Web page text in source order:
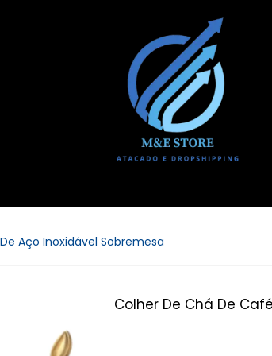
Aço Inoxidável Sobremesa
Colher De Chá De